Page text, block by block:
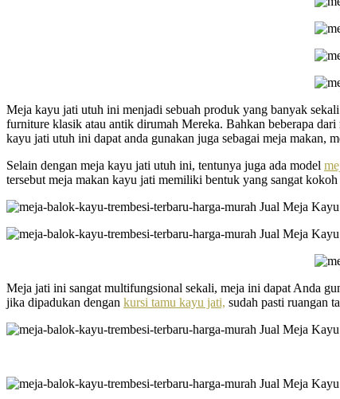
Meja kayu jati utuh ini menjadi sebuah produk yang banyak
furniture klasik atau antik dirumah Mereka. Bahkan beberapa
kayu jati utuh ini dapat anda gunakan juga sebagai meja makan,
Selain dengan meja kayu jati utuh ini, tentunya juga ada model
tersebut meja makan kayu jati memiliki bentuk yang sangat
Meja jati ini sangat multifungsional sekali, meja ini dapat Anda
jika dipadukan dengan kursi tamu kayu jati, sudah pasti ruangan